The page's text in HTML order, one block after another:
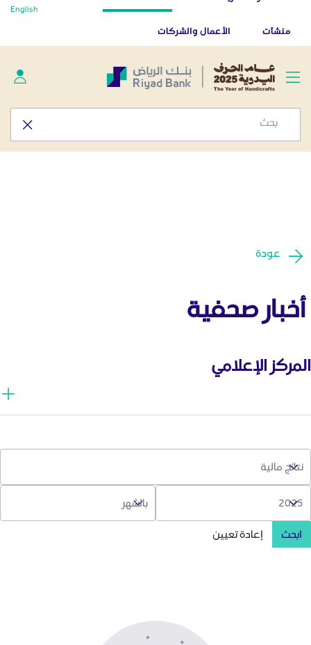
أخبار صحفية - المركز الإعلامي
تطبيق بنك الرياض
منشآت الأعمال والشركات
English
عودة
أخبار صحفية
المركز الإعلامي
ابحث إعادة تعيين